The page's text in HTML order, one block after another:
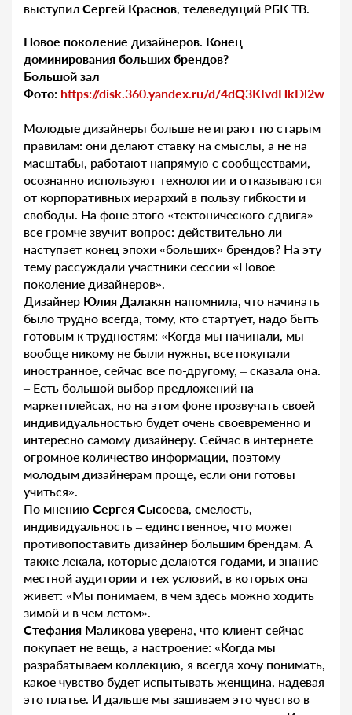
выступил Сергей Краснов, телеведущий РБК ТВ.
Новое поколение дизайнеров. Конец
доминирования больших брендов?
Большой зал
Фото: https://disk.360.yandex.ru/d/4dQ3KIvdHkDl2w
Молодые дизайнеры больше не играют по старым
правилам: они делают ставку на смыслы, а не на
масштабы, работают напрямую с сообществами,
осознанно используют технологии и отказываются
от корпоративных иерархий в пользу гибкости и
свободы. На фоне этого «тектонического сдвига»
все громче звучит вопрос: действительно ли
наступает конец эпохи «больших» брендов? На эту
тему рассуждали участники сессии «Новое
поколение дизайнеров».
Дизайнер Юлия Далакян напомнила, что начинать
было трудно всегда, тому, кто стартует, надо быть
готовым к трудностям: «Когда мы начинали, мы
вообще никому не были нужны, все покупали
иностранное, сейчас все по-другому, – сказала она.
– Есть большой выбор предложений на
маркетплейсах, но на этом фоне прозвучать своей
индивидуальностью будет очень своевременно и
интересно самому дизайнеру. Сейчас в интернете
огромное количество информации, поэтому
молодым дизайнерам проще, если они готовы
учиться».
По мнению Сергея Сысоева, смелость,
индивидуальность – единственное, что может
противопоставить дизайнер большим брендам. А
также лекала, которые делаются годами, и знание
местной аудитории и тех условий, в которых она
живет: «Мы понимаем, в чем здесь можно ходить
зимой и в чем летом».
Стефания Маликова уверена, что клиент сейчас
покупает не вещь, а настроение: «Когда мы
разрабатываем коллекцию, я всегда хочу понимать,
какое чувство будет испытывать женщина, надевая
это платье. И дальше мы зашиваем это чувство в